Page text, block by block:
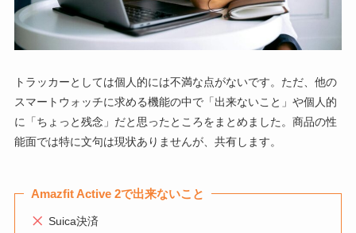
トラッカーとしては個人的には不満な点がないです。ただ、他の
スマートウォッチに求める機能の中で「出来ないこと」や個人的
に「ちょっと残念」だと思ったところをまとめました。商品の性
能面では特に文句は現状ありませんが、共有します。
Amazfit Active 2で出来ないこと
Suica決済